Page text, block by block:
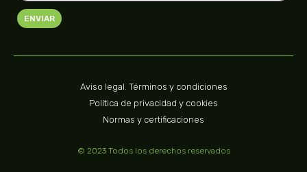
ENVIAR
Aviso legal. Términos y condiciones
Política de privacidad y cookies
Normas y certificaciones
© 2023 Todos los derechos reservados